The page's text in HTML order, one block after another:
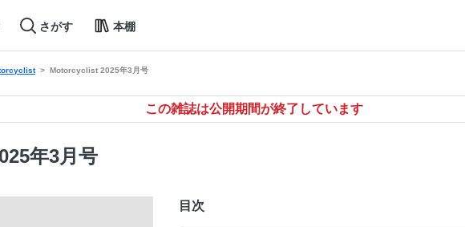
さがす 本棚
Motorcyclist 2025年3月号
この雑誌は公開期間が終了しています
年3月号
目次